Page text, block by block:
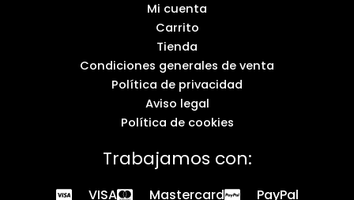
Mi cuenta
Carrito
Tienda
Condiciones generales de venta
Política de privacidad
Aviso legal
Política de cookies
Trabajamos con:
VISA Mastercard PayPal